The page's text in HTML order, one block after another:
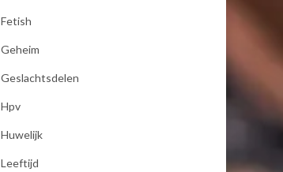
19
JAN
Als mijn vrouw mij bevredigd
Fetish
Geheim
Geslachtsdelen
Hpv
Huwelijk
Leeftijd